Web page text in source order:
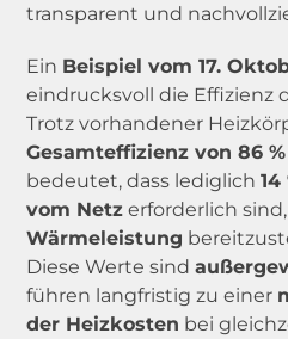
transparent und
Ein Beispiel vom 17.
eindrucksvoll die Effizienz
Trotz vorhandener
Gesamteffizienz von 86 %
bedeutet, dass lediglich
vom Netz erforderlich
Wärmeleistung
Diese Werte sind
führen langfristig zu einer
der Heizkosten bei